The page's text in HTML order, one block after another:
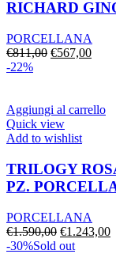
RICHARD
PORCELLANA
€811,00 Il
€811,00.
€567,00Il
-22%
Aggiungi al carrello
Quick view
Add to wishlist
TRILOGY
PZ.
PORCELLANA
€1.590,00 Il
prezzo
€1.243,00Il
-30%Sold out